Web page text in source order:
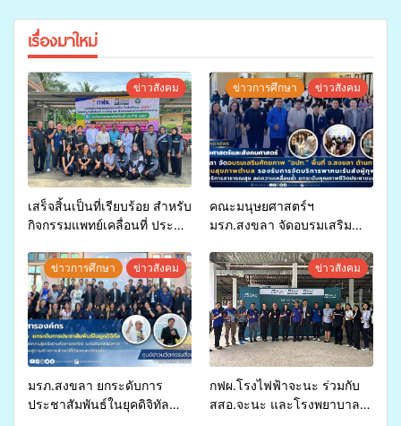
เรื่องมาใหม่
ข่าวสังคม
เสร็จสิ้นเป็นที่เรียบร้อย สำหรับ
กิจกรรมแพทย์เคลื่อนที่ ประจำ
สุขภาพแก่ประชาชนในพื้นที่
อำเภอจะนะ
ข่าวการศึกษา ข่าวสังคม
คณะมนุษยศาสตร์ฯ
มรภ.สงขลา จัดอบรมเสริม
จ่ายงบกองทุนสุขภาพตำบล
รองรับการจัดบริการพาหนะรับ
ส่งผู้ทุพพลภาพเพื่อเข้ารับ
บริการสาธารณสุข ลดความ
เหลื่อมล้ำ ยกระดับคุณภาพ
ชีวิตประชาชนอย่างยั่งยืน
ข่าวการศึกษา ข่าวสังคม
มรภ.สงขลา ยกระดับการ
ประชาสัมพันธ์ในยุคดิจิทัล
ข่าวสังคม
กฟผ.โรงไฟฟ้าจะนะ ร่วมกับ
สสอ.จะนะ และโรงพยาบาล